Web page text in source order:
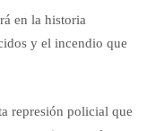
en la historia
y el incendio que
represión policial que